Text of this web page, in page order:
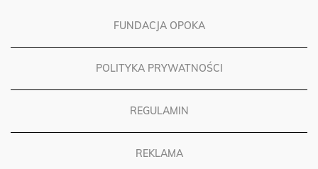
FUNDACJA OPOKA
POLITYKA PRYWATNOŚCI
REGULAMIN
REKLAMA